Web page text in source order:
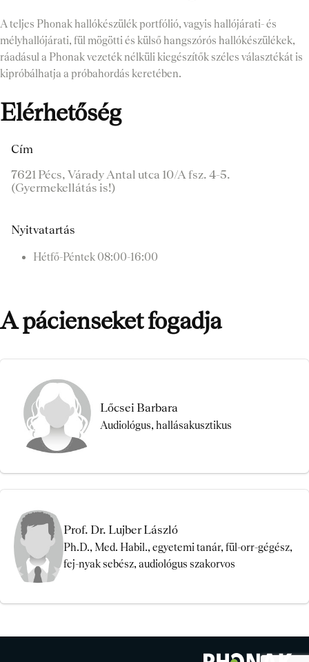
A teljes Phonak hallókészülék portfólió, vagyis hallójárati- és
mélyhallójárati, fül mögötti és külső hangszórós hallókészülékek,
ráadásul a Phonak vezeték nélküli kiegészítők széles választékát is
kipróbálhatja a próbahordás keretében.
Elérhetőség
Cím
7621 Pécs, Várady Antal utca 10/A fsz. 4-5.
(Gyermekellátás is!)
Nyitvatartás
Hétfő-Péntek 08:00-16:00
A pácienseket fogadja
Lőcsei Barbara
Audiológus, hallásakusztikus
Prof. Dr. Lujber László
Ph.D., Med. Habil., egyetemi tanár, fül-orr-gégész,
fej-nyak sebész, audiológus szakorvos